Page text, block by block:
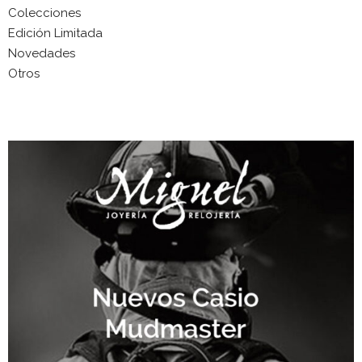
Colecciones
Edición Limitada
Novedades
Otros